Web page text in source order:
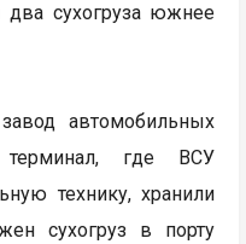
два сухогруза южнее
автомобильных
где ВСУ
технику, хранили
сухогруз в порту